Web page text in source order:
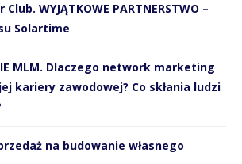
WYJĄTKOWE PARTNERSTWO –
Solartime
MLM. Dlaczego network marketing
kariery zawodowej? Co skłania ludzi
na budowanie własnego